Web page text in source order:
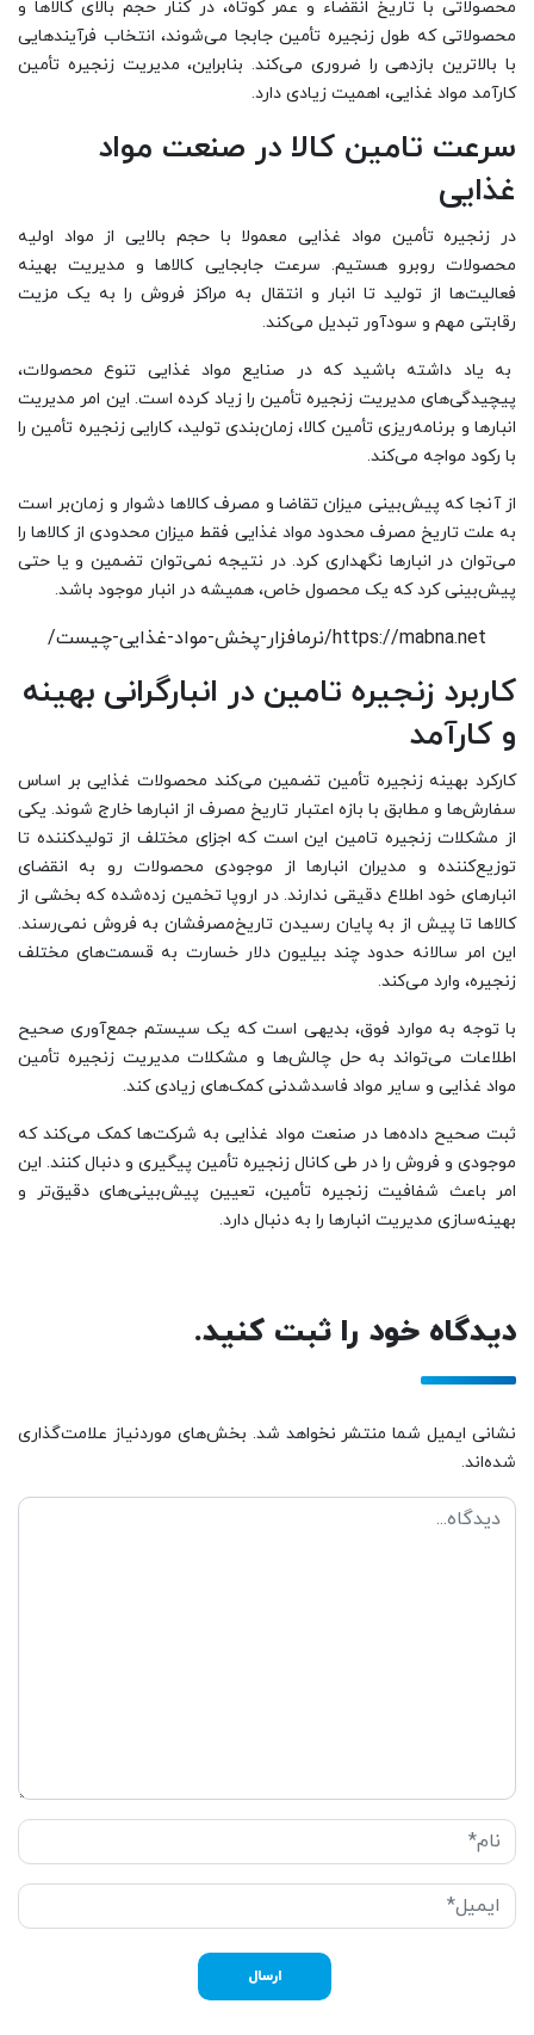
محصولاتی با تاریخ انقضاء و عمر کوتاه، در کنار حجم بالای کالاها و
محصولاتی که طول زنجیره‌ تأمین جابجا می‌شوند، انتخاب فرآیندهایی
با بالاترین بازدهی را ضروری می‌کند. بنابراین، مدیریت زنجیره‌ تأمین
کارآمد مواد غذایی، اهمیت زیادی دارد.
سرعت تامین کالا در صنعت مواد
غذایی
در زنجیره‌ تأمین مواد غذایی معمولا با حجم بالایی از مواد اولیه‌
محصولات روبرو هستیم. سرعت جابجایی کالاها و مدیریت بهینه
فعالیت‌ها از تولید تا انبار و انتقال به مراکز فروش را به یک مزیت
رقابتی مهم و سودآور تبدیل می‌کند.
به یاد داشته باشید که در صنایع مواد غذایی تنوع محصولات،
پیچیدگی‌های مدیریت زنجیره‌ تأمین را زیاد کرده است. این امر مدیریت
انبارها و برنامه‌ریزی تأمین کالا، زمان‌بندی تولید، کارایی زنجیره‌ تأمین را
با رکود مواجه می‌کند.
از آنجا که پیش‌بینی میزان تقاضا و مصرف کالاها دشوار و زمان‌بر است
به علت تاریخ‌ مصرف محدود مواد غذایی فقط میزان محدودی از کالاها را
می‌توان در انبارها نگهداری کرد. در نتیجه نمی‌توان تضمین و یا حتی
پیش‌بینی کرد که یک محصول خاص، همیشه در انبار موجود باشد.
https://mabna.net/نرمافزار-پخش-مواد-غذایی-چیست/
کاربرد زنجیره تامین در انبارگرانی بهینه
و کارآمد
کارکرد بهینه زنجیره تأمین تضمین می‌کند محصولات غذایی بر اساس
سفارش‌ها و مطابق با بازه اعتبار تاریخ مصرف از انبارها خارج شوند. یکی
از مشکلات زنجیره تامین این است که اجزای مختلف از تولیدکننده تا
توزیع‌کننده و مدیران انبارها از موجودی محصولات رو به انقضای
انبارهای خود اطلاع دقیقی ندارند. در اروپا تخمین زده‌شده که بخشی از
کالاها تا پیش از به پایان رسیدن تاریخ‌مصرفشان به فروش نمی‌رسند.
این امر سالانه حدود چند بیلیون دلار خسارت به قسمت‌های مختلف
زنجیره، وارد می‌کند.
با توجه به موارد فوق، بدیهی است که یک سیستم جمع‌آوری صحیح
اطلاعات می‌تواند به حل چالش‌ها و مشکلات مدیریت ‌زنجیره ‌تأمین
مواد غذایی و سایر مواد فاسد‌شدنی کمک‌های زیادی کند.
ثبت صحیح داده‌ها در صنعت مواد غذایی به شرکت‌ها کمک می‌کند که
موجودی و فروش را در طی کانال زنجیره تأمین پیگیری و دنبال کنند. این
امر باعث شفافیت زنجیره ‌تأمین، تعیین پیش‌بینی‌های دقیق‌تر و
بهینه‌سازی مدیریت انبارها را به دنبال دارد.
دیدگاه خود را ثبت کنید.
نشانی ایمیل شما منتشر نخواهد شد. بخش‌های موردنیاز علامت‌گذاری
شده‌اند.